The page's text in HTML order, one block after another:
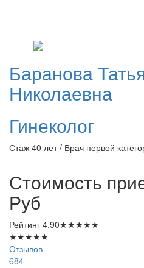
Баранова
Николаевна
Гинеколог
Стаж 40 лет / Врач первой
Стоимость
Руб
Рейтинг 4.90★★★★★
★★★★★
Отзывов
684